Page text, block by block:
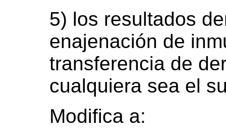
5) los resultados
enajenación de
transferencia de
cualquiera sea el
Modifica a: